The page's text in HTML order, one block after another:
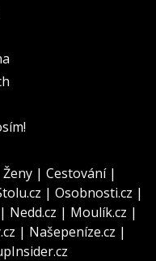
Ženy | Cestování|
| Osobnosti.cz |
| Nedd.cz | Moulík.cz |
| Našepeníze.cz |